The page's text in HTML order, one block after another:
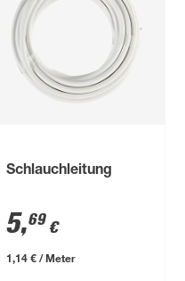
Schlauchleitung
5,69 €
1,14 € / Meter